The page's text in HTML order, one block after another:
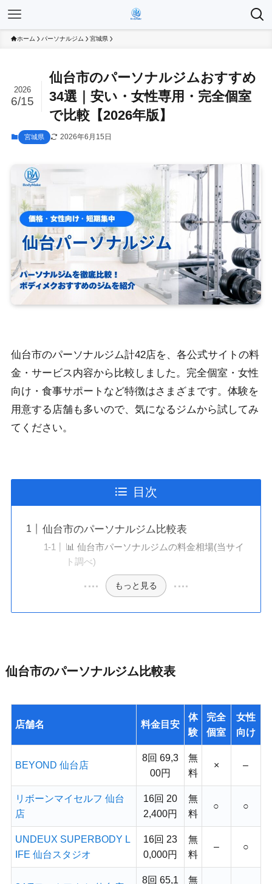
ホーム パーソナルジム 宮城県
仙台市のパーソナルジムおすすめ
34選｜安い・女性専用・完全個室
で比較【2026年版】
2026
6/15
宮城県 2026年6月15日
仙台市のパーソナルジム計42店を、各公式サイトの料
金・サービス内容から比較しました。完全個室・女性
向け・食事サポートなど特徴はさまざまです。体験を
用意する店舗も多いので、気になるジムから試してみ
てください。
目次
仙台市のパーソナルジム比較表
📊 仙台市パーソナルジムの料金相場(当サイ
ト調べ)
もっと見る
仙台市のパーソナルジム比較表
店舗名 料金目安
体
験
完全
個室
女性
向け
BEYOND 仙台店
8回 69,3
00円
無
料
× –
リボーンマイセルフ 仙台
店
16回 20
2,400円
無
料
○ ○
UNDEUX SUPERBODY L
IFE 仙台スタジオ
16回 23
0,000円
無
料
– ○
8回 65,1
無